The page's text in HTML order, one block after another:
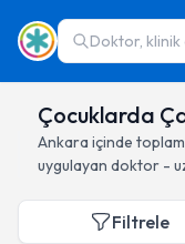
Doktor, klinik
Çocuklarda
Ankara içinde toplam
uygulayan doktor -
Filtrele